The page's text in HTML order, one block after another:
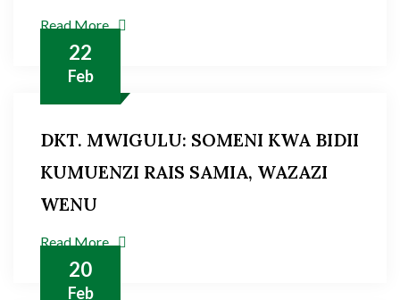
Read More
22
Feb
DKT. MWIGULU: SOMENI KWA BIDII
KUMUENZI RAIS SAMIA, WAZAZI
WENU
Read More
20
Feb